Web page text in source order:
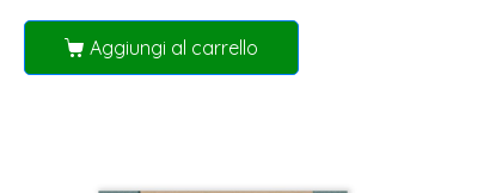
Aggiungi al carrello